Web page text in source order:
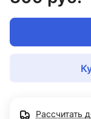
Рассчитать